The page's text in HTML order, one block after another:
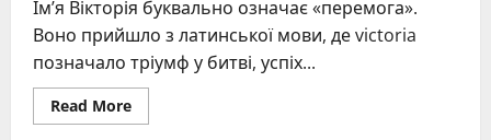
Ім’я Вікторія буквально означає «перемога».
Воно прийшло з латинської мови, де victoria
позначало тріумф у битві, успіх...
Read MoreRead
more